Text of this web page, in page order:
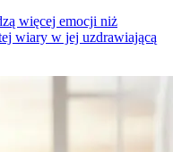
więcej emocji niż
wiary w jej uzdrawiającą